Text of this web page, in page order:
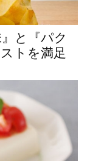
と『パク
トを満足